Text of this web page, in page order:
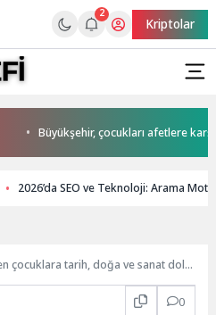
2
Kriptolar
Büyükşehir, çocukları afetlere karşı
2026’da SEO ve Teknoloji: Arama
çocuklara tarih, doğa ve sanat dolu
0